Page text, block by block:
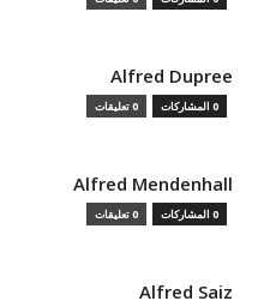
Alfred Dupree
0 المشاركات 0 تعليقات
Alfred Mendenhall
0 المشاركات 0 تعليقات
Alfred Saiz